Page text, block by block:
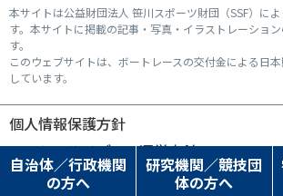
自治体／行政機関
の方へ
研究機関／競技団
体の方へ
本サイトは公益財団法人 笹川スポーツ財団（SSF）に
す。本サイトに掲載の記事・写真・イラストレーショ
す。
このウェブサイトは、ボートレースの交付金による日
しています。
個人情報保護方針
ソーシャルメディア運営方針
© SASAKAWA